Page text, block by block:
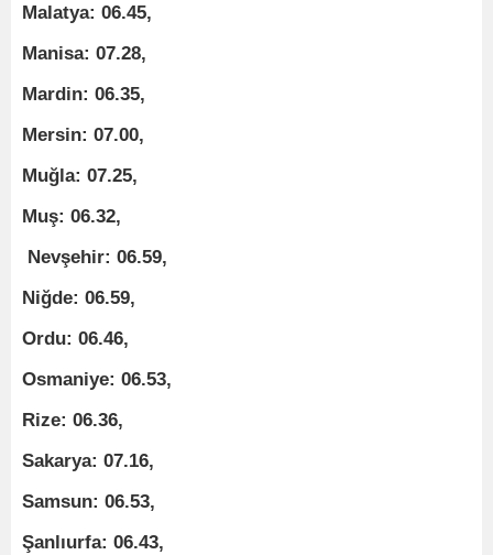
Malatya: 06.45,
Manisa: 07.28,
Mardin: 06.35,
Mersin: 07.00,
Muğla: 07.25,
Muş: 06.32,
Nevşehir: 06.59,
Niğde: 06.59,
Ordu: 06.46,
Osmaniye: 06.53,
Rize: 06.36,
Sakarya: 07.16,
Samsun: 06.53,
Şanlıurfa: 06.43,